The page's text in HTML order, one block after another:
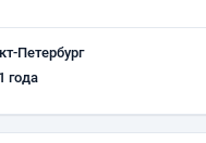
Петербург
года